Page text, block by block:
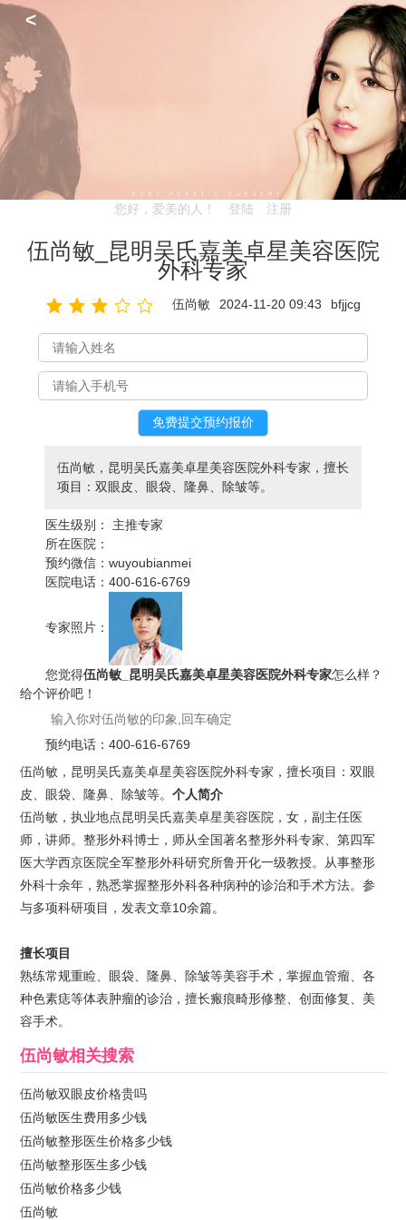
<
您好，爱美的人！ 登陆 注册
伍尚敏_昆明吴氏嘉美卓星美容医院
外科专家
伍尚敏 2024-11-20 09:43 bfjjcg
伍尚敏，昆明吴氏嘉美卓星美容医院外科专家，擅长
项目：双眼皮、眼袋、隆鼻、除皱等。
医生级别：
主推专家
所在医院：
预约微信：wuyoubianmei
医院电话：400-616-6769
专家照片：
您觉得伍尚敏_昆明吴氏嘉美卓星美容医院外科专家怎么样？
给个评价吧！
预约电话：400-616-6769
伍尚敏，昆明吴氏嘉美卓星美容医院外科专家，擅长项目：双眼
皮、眼袋、隆鼻、除皱等。个人简介
伍尚敏，执业地点昆明吴氏嘉美卓星美容医院，女，副主任医
师，讲师。整形外科博士，师从全国著名整形外科专家、第四军
医大学西京医院全军整形外科研究所鲁开化一级教授。从事整形
外科十余年，熟悉掌握整形外科各种病种的诊治和手术方法。参
与多项科研项目，发表文章10余篇。
擅长项目
熟练常规重睑、眼袋、隆鼻、除皱等美容手术，掌握血管瘤、各
种色素痣等体表肿瘤的诊治，擅长瘢痕畸形修整、创面修复、美
容手术。
伍尚敏相关搜索
伍尚敏双眼皮价格贵吗
伍尚敏医生费用多少钱
伍尚敏整形医生价格多少钱
伍尚敏整形医生多少钱
伍尚敏价格多少钱
伍尚敏